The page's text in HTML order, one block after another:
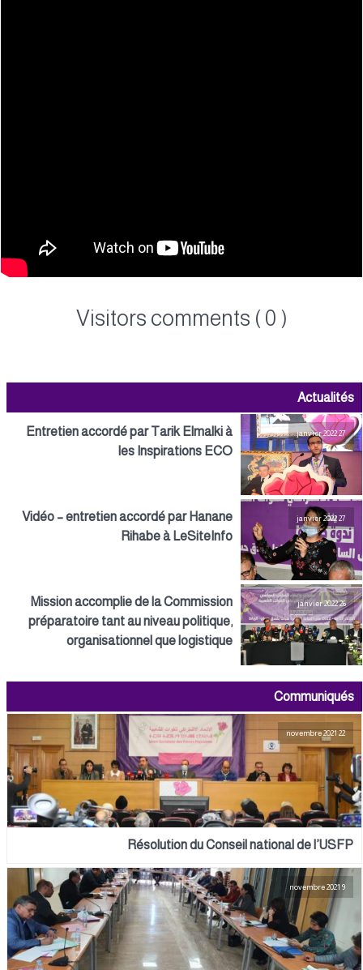
Visitors comments ( 0 )
Actualités
27 janvier 2022
Entretien accordé par Tarik Elmalki à
les Inspirations ECO
27 janvier 2022
Vidéo – entretien accordé par Hanane
Rihabe à LeSiteInfo
26 janvier 2022
Mission accomplie de la Commission
préparatoire tant au niveau politique,
organisationnel que logistique
Communiqués
22 novembre 2021
Résolution du Conseil national de l’USFP